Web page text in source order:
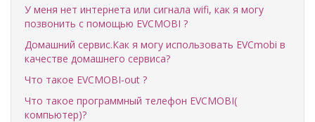
У меня нет интернета или сигнала wifi, как я могу
позвонить с помощью EVCMOBI ?
Домашний сервис.Как я могу использовать EVCmobi в
качестве домашнего сервиса?
Что такое EVCMOBI-out ?
Что такое программный телефон EVCMOBI(
компьютер)?